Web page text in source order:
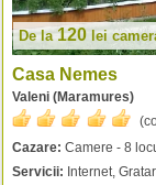
De la120 lei
Casa Nemes
Valeni (Maramures)
Cazare: Camere - 8
Servicii: Internet,